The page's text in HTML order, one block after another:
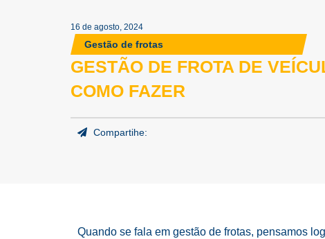
16 de agosto, 2024
Gestão de frotas
GESTÃO DE FROTA DE
COMO FAZER
Compartihe:
Quando se fala em gestão de frotas, pensamos